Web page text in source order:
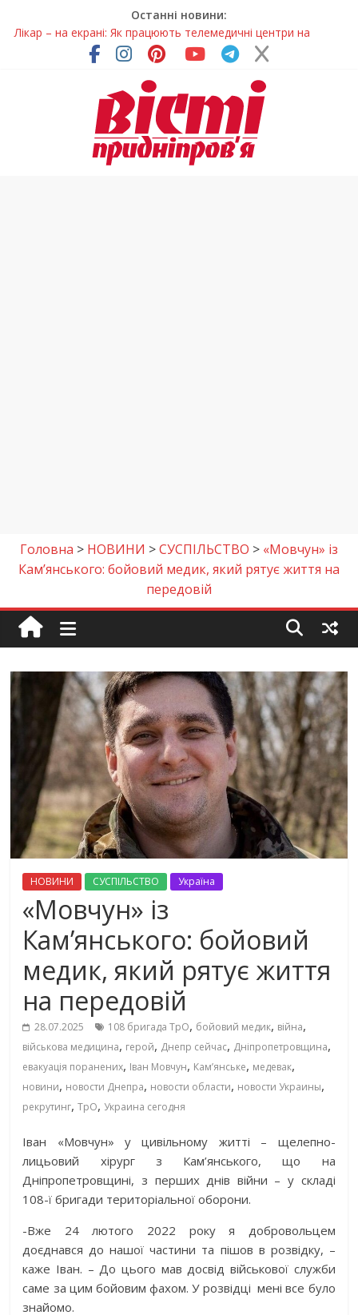
Останні новини:
Лікар – на екрані: Як працюють телемедичні центри на
Дніпропетровщині
У Дніпрі триває масштабна підготовка до опалювального
Пошуки тривають: на Дніпропетровщині досліджують місце
розташування легендарного монастиря (Фото)
Ветерани Дніпропетровщини отримують шанс на власне
Головна > НОВИНИ >СУСПІЛЬСТВО > «Мовчун» із
Кам’янського: бойовий медик, який рятує життя на
передовій
НОВИНИ СУСПІЛЬСТВО Україна
«Мовчун» із
Кам’янського: бойовий
медик, який рятує життя
на передовій
28.07.2025 108 бригада ТрО, бойовий медик, війна,
військова медицина, герой, Днепр сейчас, Дніпропетровщина,
евакуація поранених, Іван Мовчун, Кам’янське, медевак,
новини, новости Днепра, новости области, новости Украины,
рекрутинг,ТрО, Украина сегодня
Іван «Мовчун» у цивільному житті – щелепно-
лицьовий хірург з Кам’янського, що на
Дніпропетровщині, з перших днів війни – у складі
108-ї бригади територіальної оборони.
-Вже 24 лютого 2022 року я добровольцем
доєднався до нашої частини та пішов в розвідку, –
каже Іван. – До цього мав досвід військової служби
саме за цим бойовим фахом. У розвідці мені все було
знайомо.